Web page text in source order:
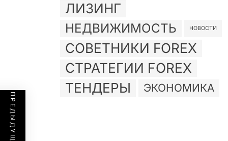
ЛИЗИНГ
НЕДВИЖИМОСТЬ НОВОСТИ
СОВЕТНИКИ FOREX
СТРАТЕГИИ FOREX
ТЕНДЕРЫ
ЭКОНОМИКА